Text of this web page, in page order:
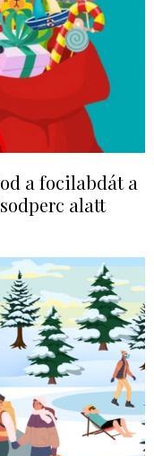
a focilabdát a
alatt